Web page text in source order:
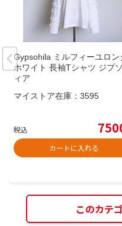
Gypsohila ミルフィーユロン
ホワイト 長袖Tシャツ ジプ
ィア
マイストア在庫： 3595
税込
カートに入れる
このカテ